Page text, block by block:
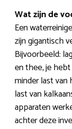
Wat zijn de
Een
zijn gigantisch
Bijvoorbeeld:
en thee, je
minder last van
last van
apparaten
achter deze